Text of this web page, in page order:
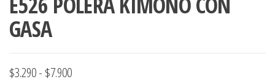
GASA
$3.290- $7.900Rango